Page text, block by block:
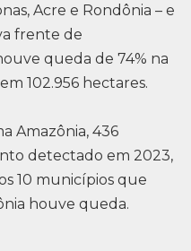
Acre e Rondônia – e
frente de
queda de 74% na
102.956 hectares.
Amazônia, 436
detectado em 2023,
10 municípios que
houve queda.